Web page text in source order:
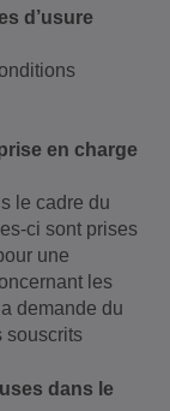
d’usure
en charge
le cadre du
ci sont prises
une
les
demande du
souscrits
dans le